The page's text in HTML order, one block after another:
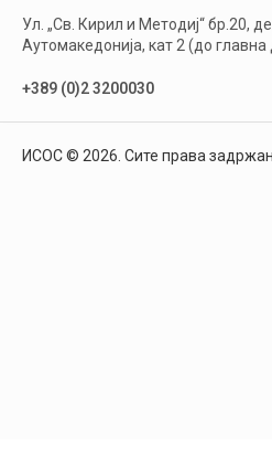
Ул. „Св. Кирил и Методиј“ бр.20,
Аутомакедонија, кат 2 (до
+389 (0)2 3200030
ИСОС © 2026. Сите права